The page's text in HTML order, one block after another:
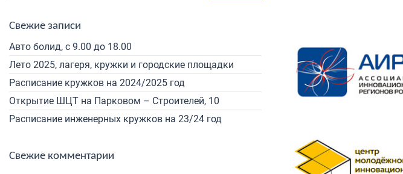
Свежие записи
Авто болид, с 9.00 до 18.00
Лето 2025, лагеря, кружки и городские площадки
Расписание кружков на 2024/2025 год
Открытие ШЦТ на Парковом – Строителей, 10
Расписание инженерных кружков на 23/24 год
Свежие комментарии